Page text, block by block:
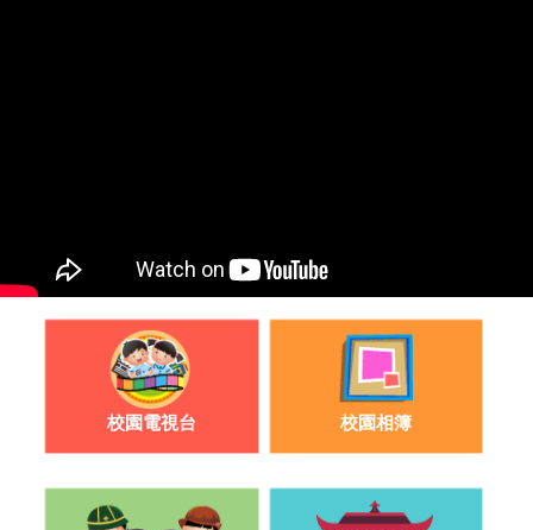
2026-05-30
愛心小先鋒學習之旅
2026-05-09
申請入讀26-27年度插班生須知(小二至
小五)及申請表
校園電視台 校園相簿